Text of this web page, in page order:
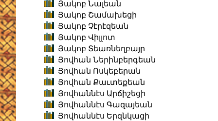
Յակոբ Նալեան
Յակոբ Շամախեցի
Յակոբ Չէրէզեան
Յակոբ Վիլլոտ
Յակոբ Տեառնեղբայր
Յովհան Ներինբերգեան
Յովհան Ոսկեբերան
Յովհան Քաւտեքեան
Յովհաննէս Արճիշեցի
Յովհաննէս Գազայեան
Յովհաննէս Երզնկացի